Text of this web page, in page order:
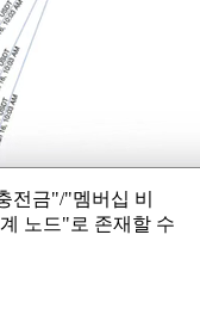
전금"/"멤버십 비
노드"로 존재할 수